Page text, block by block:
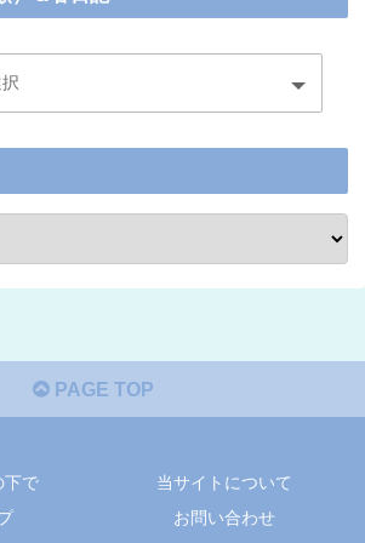
PAGE TOP
下で
当サイトについて
お問い合わせ